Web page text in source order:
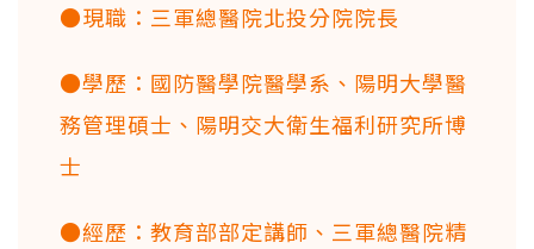
●現職：三軍總醫院北投分院院長
●學歷：國防醫學院醫學系、陽明大學醫
務管理碩士、陽明交大衛生福利研究所博
士
●經歷：教育部部定講師、三軍總醫院精